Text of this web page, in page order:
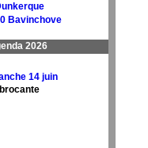
Bavinchove
2026
14 juin
brocante